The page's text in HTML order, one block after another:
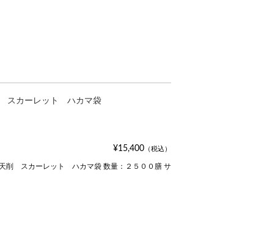
スカーレット ハカマ袋
¥15,400 （税込）
削 スカーレット ハカマ袋 数量：２５００膳 サ